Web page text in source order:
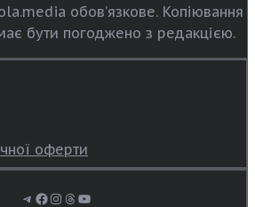
обов’язкове. Копіювання
бути погоджено з редакцією.
оферти
Telegram
Facebook
Instagram
Threads
YouTube